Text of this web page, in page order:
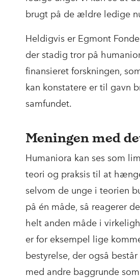
brugt på de ældre ledige
Heldigvis er Egmont
der stadig tror på
finansieret forskningen,
kan konstatere er til gavn
samfundet.
Meningen med
Humaniora kan ses som
teori og praksis til at
selvom de unge i teorien
på én måde, så reagerer
helt anden måde i
er for eksempel lige
bestyrelse, der også
med andre baggrunde